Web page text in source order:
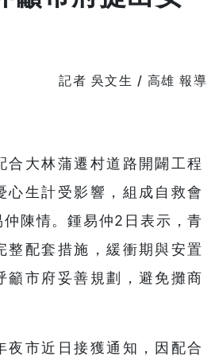
記者 吳文生 / 高雄 報導
合大林蒲遷村道路開闢工程
心生計受影響，組成自救會
陳情。鍾易仲2日表示，青
整配套措施，緩衝期與安置
籲市府妥善規劃，避免攤商
夜市近日接獲通知，因配合